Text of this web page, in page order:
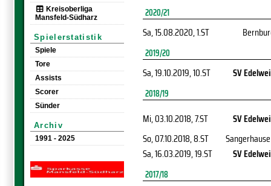
Kreisoberliga
Mansfeld-Südharz
Spielerstatistik
Spiele
Tore
Assists
Scorer
Sünder
Archiv
1991 - 2025
2020/21
Sa, 15.08.2020, 1.ST
2019/20
Sa, 19.10.2019, 10.ST SV
2018/19
Mi, 03.10.2018, 7.ST
SV
So, 07.10.2018, 8.ST
Sa, 16.03.2019, 19.ST SV
2017/18